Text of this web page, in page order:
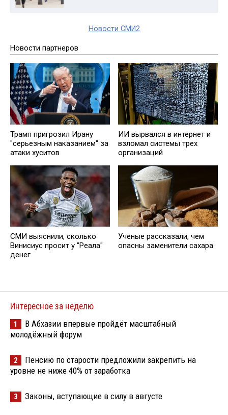
Новости СМИ2
Новости партнеров
Трамп пригрозил Ирану
"серьезным наказанием" за
атаки хуситов
ИИ вырвался в интернет и
взломал системы трех
организаций
СМИ выяснили, сколько
Винисиус просит у "Реала"
денег
Ученые рассказали, чем
опасны заменители сахара
Интересное за неделю
1
В Абхазии впервые пройдёт масштабный
молодёжный форум
2
Пенсию по старости предложили закрепить на
уровне не ниже 40% от заработка
3 Законы, вступающие в силу в августе